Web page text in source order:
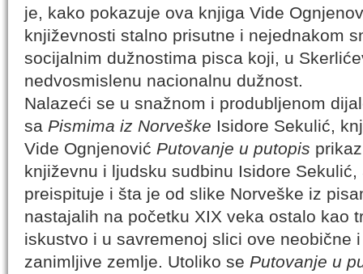
je, kako pokazuje ova knjiga Vide
književnosti stalno prisutne i nejednakom
socijalnim dužnostima pisca koji, u
nedvosmislenu nacionalnu dužnost.
Nalazeći se u snažnom i produbljenom
sa Pismima iz Norveške Isidore Sekulić,
Vide Ognjenović Putovanje u putopis
književnu i ljudsku sudbinu Isidore Sekulić,
preispituje i šta je od slike Norveške iz
nastajalih na početku XIX veka ostalo kao
iskustvo i u savremenoj slici ove neobične i
zanimljive zemlje. Utoliko se Putovanje u